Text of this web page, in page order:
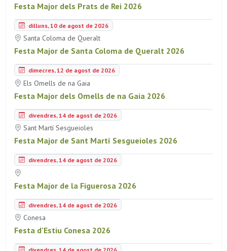
Festa Major dels Prats de Rei 2026
dilluns, 10 de agost de 2026
Santa Coloma de Queralt
Festa Major de Santa Coloma de Queralt 2026
dimecres, 12 de agost de 2026
Els Omells de na Gaia
Festa Major dels Omells de na Gaia 2026
divendres, 14 de agost de 2026
Sant Martí Sesgueioles
Festa Major de Sant Martí Sesgueioles 2026
divendres, 14 de agost de 2026
Festa Major de la Figuerosa 2026
divendres, 14 de agost de 2026
Conesa
Festa d'Estiu Conesa 2026